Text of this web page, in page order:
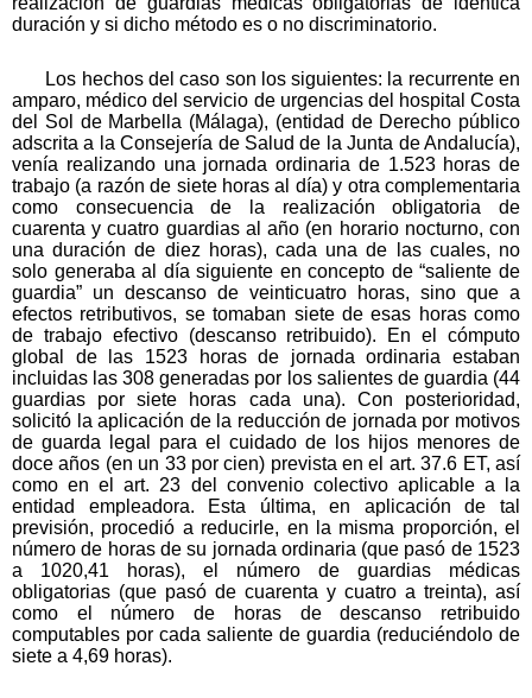
duración y si dicho método es o no discriminatorio.
Los hechos del caso son los siguientes: la recurrente en
amparo, médico del servicio de urgencias del hospital Costa
del Sol de Marbella (Málaga), (entidad de Derecho público
adscrita a la Consejería de Salud de la Junta de Andalucía),
venía realizando una jornada ordinaria de 1.523 horas de
trabajo (a razón de siete horas al día) y otra complementaria
como consecuencia de la realización obligatoria de
cuarenta y cuatro guardias al año (en horario nocturno, con
una duración de diez horas), cada una de las cuales, no
solo generaba al día siguiente en concepto de “saliente de
guardia” un descanso de veinticuatro horas, sino que a
efectos retributivos, se tomaban siete de esas horas como
de trabajo efectivo (descanso retribuido). En el cómputo
global de las 1523 horas de jornada ordinaria estaban
incluidas las 308 generadas por los salientes de guardia (44
guardias por siete horas cada una). Con posterioridad,
solicitó la aplicación de la reducción de jornada por motivos
de guarda legal para el cuidado de los hijos menores de
doce años (en un 33 por cien) prevista en el art. 37.6 ET, así
como en el art. 23 del convenio colectivo aplicable a la
entidad empleadora. Esta última, en aplicación de tal
previsión, procedió a reducirle, en la misma proporción, el
número de horas de su jornada ordinaria (que pasó de 1523
a 1020,41 horas), el número de guardias médicas
obligatorias (que pasó de cuarenta y cuatro a treinta), así
como el número de horas de descanso retribuido
computables por cada saliente de guardia (reduciéndolo de
siete a 4,69 horas).